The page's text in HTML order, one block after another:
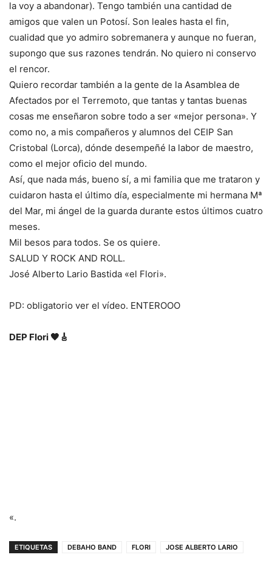
la voy a abandonar). Tengo también una cantidad de
amigos que valen un Potosí. Son leales hasta el fin,
cualidad que yo admiro sobremanera y aunque no fueran,
supongo que sus razones tendrán. No quiero ni conservo
el rencor.
Quiero recordar también a la gente de la Asamblea de
Afectados por el Terremoto, que tantas y tantas buenas
cosas me enseñaron sobre todo a ser «mejor persona». Y
como no, a mis compañeros y alumnos del CEIP San
Cristobal (Lorca), dónde desempeñé la labor de maestro,
como el mejor oficio del mundo.
Así, que nada más, bueno sí, a mi familia que me trataron y
cuidaron hasta el último día, especialmente mi hermana Mª
del Mar, mi ángel de la guarda durante estos últimos cuatro
meses.
Mil besos para todos. Se os quiere.
SALUD Y ROCK AND ROLL.
José Alberto Lario Bastida «el Flori».
PD: obligatorio ver el vídeo. ENTEROOO
DEP Flori 🖤🎸
«.
ETIQUETAS DEBAHO BAND FLORI JOSE ALBERTO LARIO